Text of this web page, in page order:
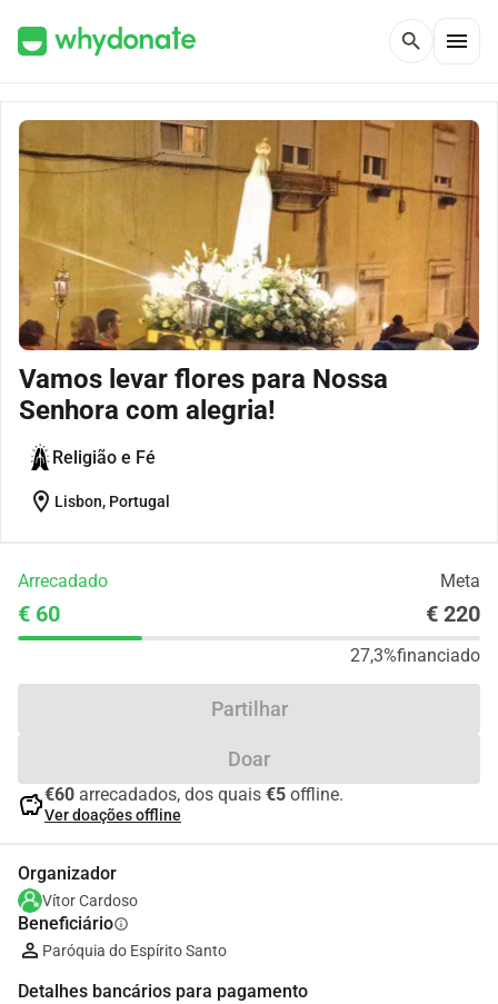
search menu
Vamos levar flores para Nossa
Senhora com alegria!
Religião e Fé
location_on Lisbon, Portugal
Arrecadado Meta
€ 60 € 220
27,3%financiado
Partilhar
Doar
savings€60 arrecadados, dos quais €5 offline.
Ver doações offline
Organizador
Vítor Cardoso
Beneficiárioinfo
Paróquia do Espírito Santo
Detalhes bancários para pagamento